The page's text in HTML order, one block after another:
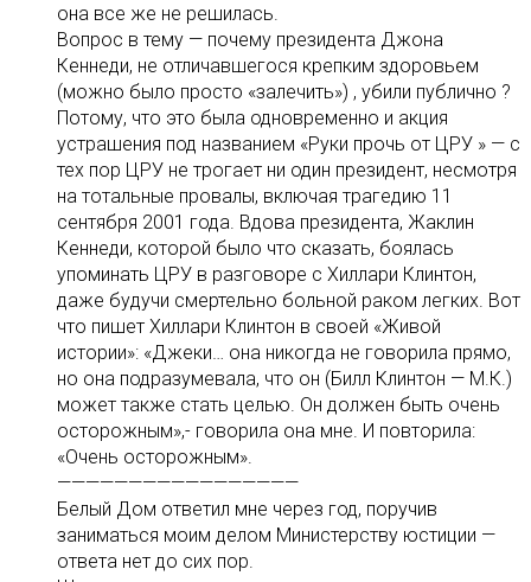
она все же не решилась.
Вопрос в тему — почему президента Джона
Кеннеди, не отличавшегося крепким здоровьем
(можно было просто «залечить») , убили публично ?
Потому, что это была одновременно и акция
устрашения под названием «Руки прочь от ЦРУ » — с
тех пор ЦРУ не трогает ни один президент, несмотря
на тотальные провалы, включая трагедию 11
сентября 2001 года. Вдова президента, Жаклин
Кеннеди, которой было что сказать, боялась
упоминать ЦРУ в разговоре с Хиллари Клинтон,
даже будучи смертельно больной раком легких. Вот
что пишет Хиллари Клинтон в своей «Живой
истории»: «Джеки… она никогда не говорила прямо,
но она подразумевала, что он (Билл Клинтон — М.К.)
может также стать целью. Он должен быть очень
осторожным»,- говорила она мне. И повторила:
«Очень осторожным».
—————————————————
Белый Дом ответил мне через год, поручив
заниматься моим делом Министерству юстиции —
ответа нет до сих пор.